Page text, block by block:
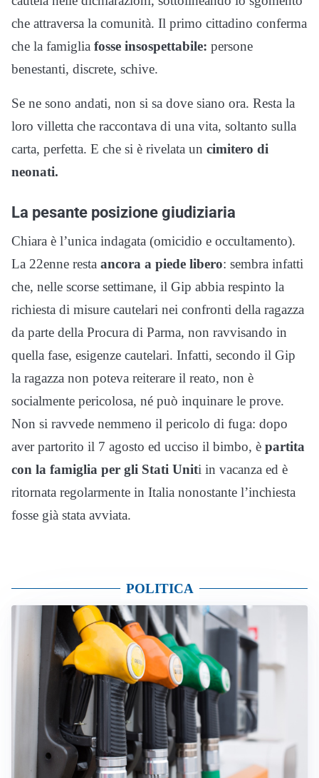
che attraversa la comunità. Il primo cittadino conferma
che la famiglia fosse insospettabile: persone
benestanti, discrete, schive.
Se ne sono andati, non si sa dove siano ora. Resta la
loro villetta che raccontava di una vita, soltanto sulla
carta, perfetta. E che si è rivelata un cimitero di
neonati.
La pesante posizione giudiziaria
Chiara è l’unica indagata (omicidio e occultamento).
La 22enne resta ancora a piede libero: sembra infatti
che, nelle scorse settimane, il Gip abbia respinto la
richiesta di misure cautelari nei confronti della ragazza
da parte della Procura di Parma, non ravvisando in
quella fase, esigenze cautelari. Infatti, secondo il Gip
la ragazza non poteva reiterare il reato, non è
socialmente pericolosa, né può inquinare le prove.
Non si ravvede nemmeno il pericolo di fuga: dopo
aver partorito il 7 agosto ed ucciso il bimbo, è partita
con la famiglia per gli Stati Uniti in vacanza ed è
ritornata regolarmente in Italia nonostante l’inchiesta
fosse già stata avviata.
POLITICA